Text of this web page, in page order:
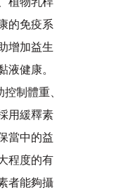
的免疫系
增加益生
液健康。
制體重、
用緩釋素
當中的益
程度的有
者能夠攝